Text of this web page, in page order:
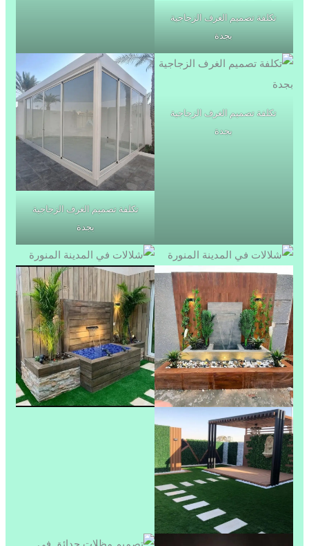
تكلفة تصميم الغرف الزجاجية
بجدة
تكلفة تصميم الغرف الزجاجية
بجدة
تكلفة تصميم الغرف الزجاجية
بجدة